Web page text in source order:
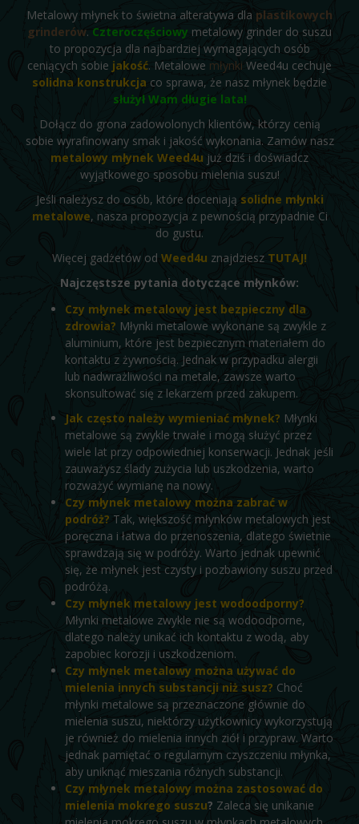
Metalowy młynek to świetna alteratywa dla plastikowych
grinderów. Czteroczęściowy metalowy grinder do suszu
to propozycja dla najbardziej wymagających osób
ceniących sobie jakość. Metalowe młynki Weed4u cechuje
solidna konstrukcja co sprawa, że nasz młynek będzie
służył Wam długie lata!
Dołącz do grona zadowolonych klientów, którzy cenią
sobie wyrafinowany smak i jakość wykonania. Zamów nasz
metalowy młynek Weed4u już dziś i doświadcz
wyjątkowego sposobu mielenia suszu!
Jeśli należysz do osób, które doceniają solidne młynki
metalowe, nasza propozycja z pewnością przypadnie Ci
do gustu.
Więcej gadżetów od Weed4u znajdziesz TUTAJ!
Najczęstsze pytania dotyczące młynków:
Czy młynek metalowy jest bezpieczny dla
zdrowia? Młynki metalowe wykonane są zwykle z
aluminium, które jest bezpiecznym materiałem do
kontaktu z żywnością. Jednak w przypadku alergii
lub nadwrażliwości na metale, zawsze warto
skonsultować się z lekarzem przed zakupem.
Jak często należy wymieniać młynek? Młynki
metalowe są zwykle trwałe i mogą służyć przez
wiele lat przy odpowiedniej konserwacji. Jednak jeśli
zauważysz ślady zużycia lub uszkodzenia, warto
rozważyć wymianę na nowy.
Czy młynek metalowy można zabrać w
podróż? Tak, większość młynków metalowych jest
poręczna i łatwa do przenoszenia, dlatego świetnie
sprawdzają się w podróży. Warto jednak upewnić
się, że młynek jest czysty i pozbawiony suszu przed
podróżą.
Czy młynek metalowy jest wodoodporny?
Młynki metalowe zwykle nie są wodoodporne,
dlatego należy unikać ich kontaktu z wodą, aby
zapobiec korozji i uszkodzeniom.
Czy młynek metalowy można używać do
mielenia innych substancji niż susz? Choć
młynki metalowe są przeznaczone głównie do
mielenia suszu, niektórzy użytkownicy wykorzystują
je również do mielenia innych ziół i przypraw. Warto
jednak pamiętać o regularnym czyszczeniu młynka,
aby uniknąć mieszania różnych substancji.
Czy młynek metalowy można zastosować do
mielenia mokrego suszu? Zaleca się unikanie